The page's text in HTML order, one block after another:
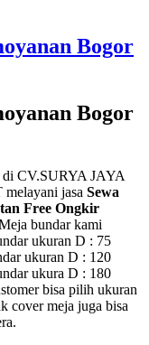
Bogor
Bogor
di CV.SURYA JAYA
jasa Sewa
Free Ongkir
bundar kami
ukuran D : 75
ukuran D : 120
ukura D : 180
bisa pilih ukuran
cover meja juga bisa